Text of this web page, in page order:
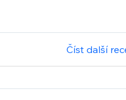
Číst další